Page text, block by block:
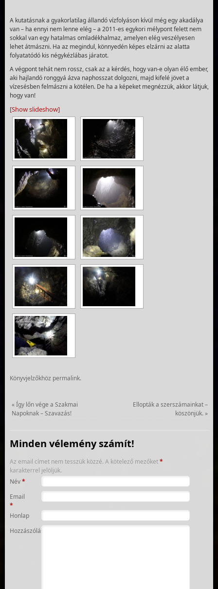
A kutatásnak a gyakorlatilag állandó vízfolyáson kívül még egy akadálya
van – ha ennyi nem lenne elég – a 2011-es egykori mélypont felett nem
sokkal van egy hatalmas omladékhalmaz, amelyen elég veszélyesen
lehet átmászni. Ha az megindul, könnyedén képes elzárni az alatta
folyatatódó kis négykézlábas járatot.
A végpont tehát nem rossz, csak az a kérdés, hogy van-e olyan élő ember,
aki hajlandó ronggyá ázva naphosszat dolgozni, majd kifelé jövet a
vízesésben felmászni a kötélen. De ha a képeket megnézzük, akkor látjuk,
hogy van!
[Show slideshow]
Könyvjelzőkhöz permalink.
«Így lőn vége a Szakmai
Napoknak – Szavazás!
Ellopták a szerszámainkat –
köszönjük.»
Minden vélemény számít!
Az email címet nem tesszük közzé. A kötelező mezőket*
karakterrel jelöljük.
Név*
Email
*
Honlap
Hozzászólás